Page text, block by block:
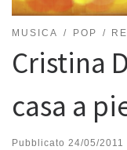
MUSICA POP
Cristina
casa a
Pubblicato 24/05/2011